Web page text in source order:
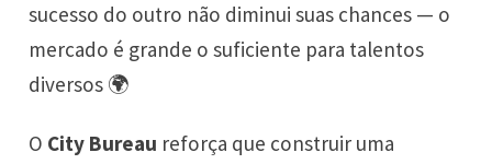
sucesso do outro não diminui suas chances — o
mercado é grande o suficiente para talentos
diversos 🌍
O City Bureau reforça que construir uma